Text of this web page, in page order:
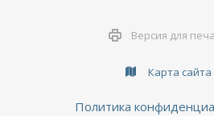
Версия для
Карта сайта
Политика